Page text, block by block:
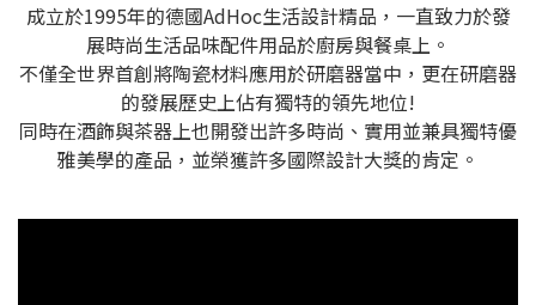
成立於1995年的德國AdHoc生活設計精品，一直致力於發
展時尚生活品味配件用品於廚房與餐桌上。
不僅全世界首創將陶瓷材料應用於研磨器當中，更在研磨器
的發展歷史上佔有獨特的領先地位!
同時在酒飾與茶器上也開發出許多時尚、實用並兼具獨特優
雅美學的產品，並榮獲許多國際設計大獎的肯定。